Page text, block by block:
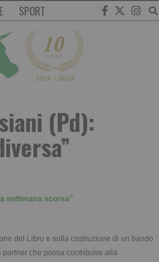
SPORT
(Pd):
settimana scorsa”
del Libro e sulla costruzione di un bando
che possa contribuire alla